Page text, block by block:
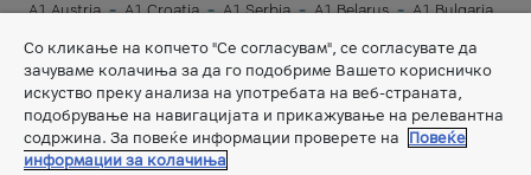
A1 Austria A1 Croatia A1 Serbia A1 Belarus
A1 Bulgaria
A1 Slovenia
A1 Digital
Со кликање на копчето "Се согласувам", се согласувате да
зачуваме колачиња за да го подобриме Вашето корисничко
искуство преку анализа на употребата на веб-страната,
подобрување на навигацијата и прикажување на релевантна
содржина. За повеќе информации проверете на
Повеќе
информации за колачиња